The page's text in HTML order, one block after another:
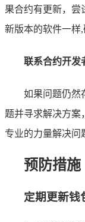
果合约有更新，尝
新版本的软件一样,
联系合约开发
如果问题仍然
题并寻求解决方案
专业的力量解决问
预防措施
定期更新钱